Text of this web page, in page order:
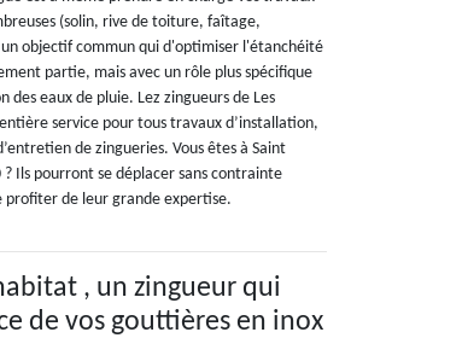
(solin, rive de toiture, faîtage,
objectif commun qui d'optimiser l'étanchéité
partie, mais avec un rôle plus spécifique
eaux de pluie. Lez zingueurs de Les
service pour tous travaux d’installation,
de zingueries. Vous êtes à Saint
Ils pourront se déplacer sans contrainte
profiter de leur grande expertise.
, un zingueur qui
de vos gouttières en inox